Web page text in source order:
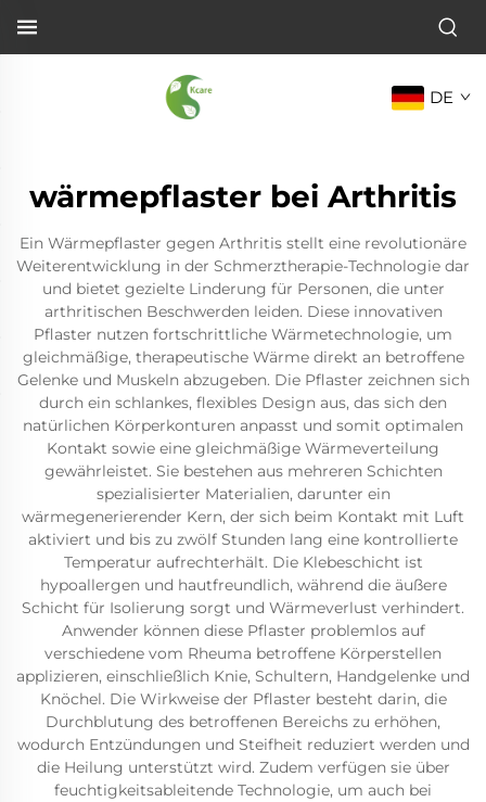
DE
wärmepflaster bei Arthritis
Ein Wärmepflaster gegen Arthritis stellt eine revolutionäre
Weiterentwicklung in der Schmerztherapie-Technologie dar
und bietet gezielte Linderung für Personen, die unter
arthritischen Beschwerden leiden. Diese innovativen
Pflaster nutzen fortschrittliche Wärmetechnologie, um
gleichmäßige, therapeutische Wärme direkt an betroffene
Gelenke und Muskeln abzugeben. Die Pflaster zeichnen sich
durch ein schlankes, flexibles Design aus, das sich den
natürlichen Körperkonturen anpasst und somit optimalen
Kontakt sowie eine gleichmäßige Wärmeverteilung
gewährleistet. Sie bestehen aus mehreren Schichten
spezialisierter Materialien, darunter ein
wärmegenerierender Kern, der sich beim Kontakt mit Luft
aktiviert und bis zu zwölf Stunden lang eine kontrollierte
Temperatur aufrechterhält. Die Klebeschicht ist
hypoallergen und hautfreundlich, während die äußere
Schicht für Isolierung sorgt und Wärmeverlust verhindert.
Anwender können diese Pflaster problemlos auf
verschiedene vom Rheuma betroffene Körperstellen
applizieren, einschließlich Knie, Schultern, Handgelenke und
Knöchel. Die Wirkweise der Pflaster besteht darin, die
Durchblutung des betroffenen Bereichs zu erhöhen,
wodurch Entzündungen und Steifheit reduziert werden und
die Heilung unterstützt wird. Zudem verfügen sie über
feuchtigkeitsableitende Technologie, um auch bei